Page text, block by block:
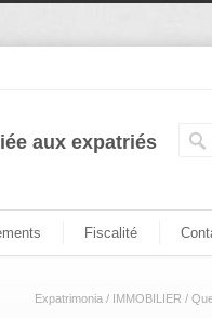
aux expatriés
Fiscalité
Expatrimonia / IMMOBILIER /